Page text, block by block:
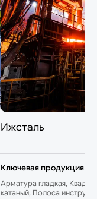
Ижсталь
Ключевая продукция
Арматура гладкая,
катаный, Полоса